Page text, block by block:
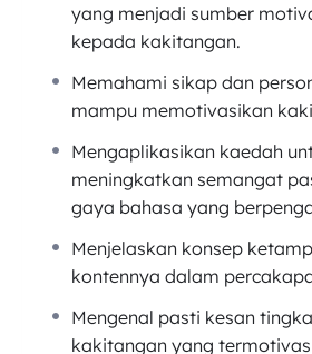
Oleh itu teknik dan kaedah
oleh ketua untuk mendorong
bekerja dengan bersemangat
walaupun dalam keadaan
Manfaat Menjadi Pemimpin
Terlampau besar manfaat
berkarisma dan berdaya
yang menjadi sumber
kepada kakitangan.
Memahami sikap dan
mampu memotivasikan
Mengaplikasikan kaedah
meningkatkan semangat
gaya bahasa yang
Menjelaskan konsep
kontennya dalam
Mengenal pasti kesan
kakitangan yang